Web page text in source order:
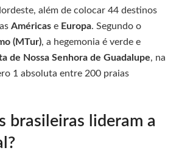
além de colocar 44 destinos
Américas e Europa. Segundo o
(MTur), a hegemonia é verde e
de Nossa Senhora de Guadalupe, na
1 absoluta entre 200 praias
brasileiras lideram a